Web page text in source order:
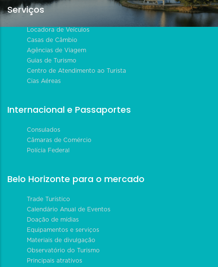
Serviços
Locadora de Veículos
Casas de Câmbio
Agências de Viagem
Guias de Turismo
Centro de Atendimento ao Turista
Cias Aéreas
Internacional e Passaportes
Consulados
Câmaras de Comércio
Polícia Federal
Belo Horizonte para o mercado
Trade Turístico
Calendário Anual de Eventos
Doação de mídias
Equipamentos e serviços
Materiais de divulgação
Observatório do Turismo
Principais atrativos